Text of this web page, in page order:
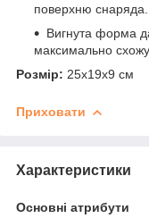
поверхню снаряда.
Вигнута форма
максимально
Розмір: 25x19x9 см
Приховати
Характеристики
Основні атрибути